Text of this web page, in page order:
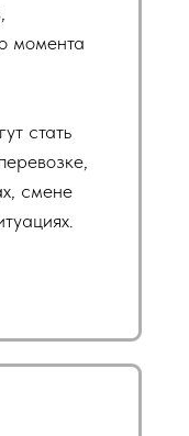
момента
стать
смене